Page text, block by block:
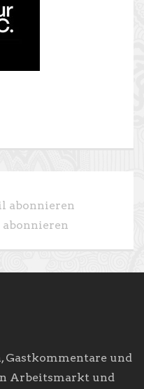
abonnieren
abonnieren
Gastkommentare und
Arbeitsmarkt und